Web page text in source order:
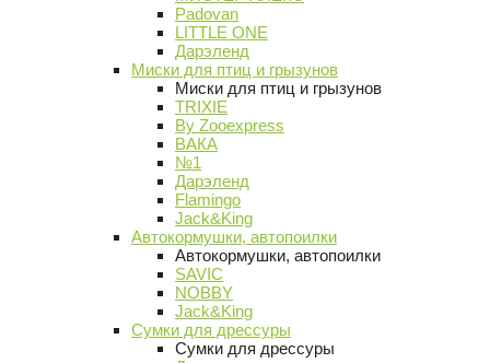
Padovan
LITTLE ONE
Дарэленд
Миски для птиц и грызунов
Миски для птиц и грызунов
TRIXIE
By Zooexpress
ВАКА
№1
Дарэленд
Flamingo
Jack&King
Автокормушки, автопоилки
Автокормушки, автопоилки
SAVIC
NOBBY
Jack&King
Сумки для дрессуры
Сумки для дрессуры